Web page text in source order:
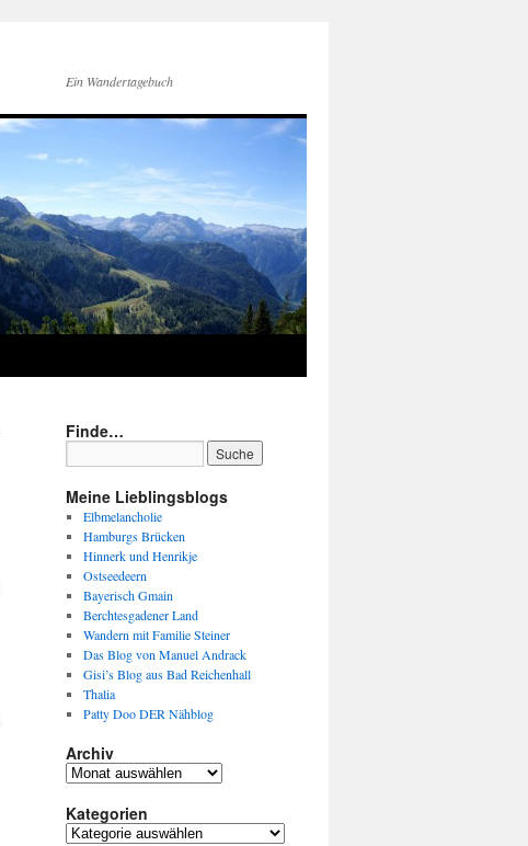
Ein Wandertagebuch
Finde…
Meine Lieblingsblogs
Elbmelancholie
Hamburgs Brücken
Hinnerk und Henrikje
Ostseedeern
Bayerisch Gmain
Berchtesgadener Land
Wandern mit Familie Steiner
Das Blog von Manuel Andrack
Gisi’s Blog aus Bad Reichenhall
Thalia
Patty Doo DER Nähblog
Archiv
Kategorien